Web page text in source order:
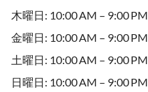
木曜日: 10:00 AM – 9:00 PM
金曜日: 10:00 AM – 9:00 PM
土曜日: 10:00 AM – 9:00 PM
日曜日: 10:00 AM – 9:00 PM